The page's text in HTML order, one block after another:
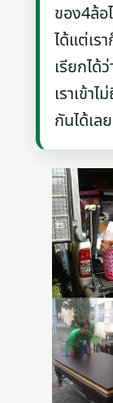
ของ4ล้อ
ได้แต่เร
เรียกได้
เราเข้า
กันได้เล